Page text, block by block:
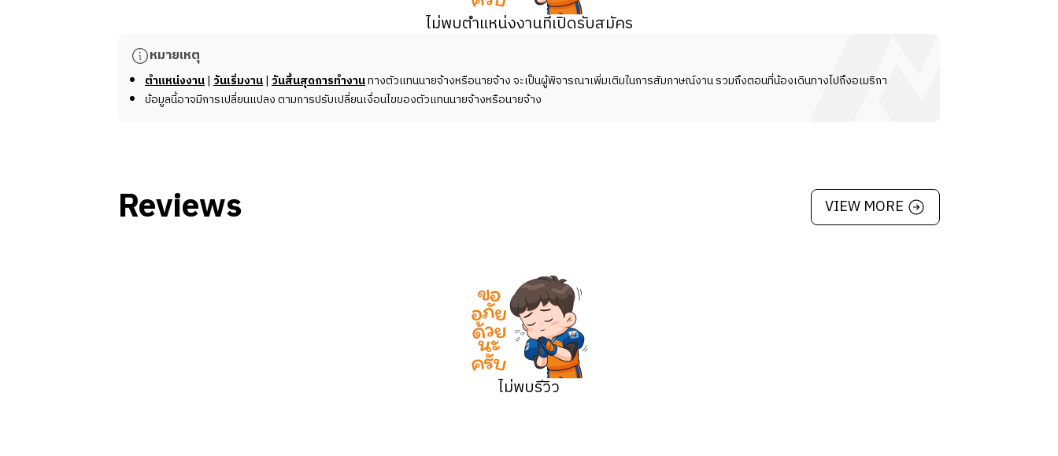
ไม่พบตำแหน่งงานที่เปิดรับสมัคร
หมายเหตุ
ตำแหน่งงาน| วันเริ่มงาน| วันสิ้นสุดการทำงานทางตัวแทนนายจ้างหรือนายจ้าง จะเป็นผู้พิจารณาเพิ่มเติมในการสัมภาษณ์งาน รวมถึงตอนที่น้องเดินทางไปถึงอเมริกา
ข้อมูลนี้อาจมีการเปลี่ยนแปลง ตามการปรับเปลี่ยนเงื่อนไขของตัวแทนนายจ้างหรือนายจ้าง
Reviews VIEW MORE
ไม่พบรีวิว